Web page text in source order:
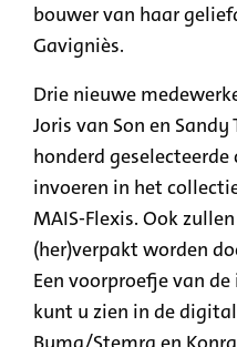
bouwer van haar
Gavigniès.
Drie nieuwe
Joris van Son en
honderd
invoeren in het
MAIS-Flexis. Ook
(her)verpakt worden
Een voorproefje van
kunt u zien in de